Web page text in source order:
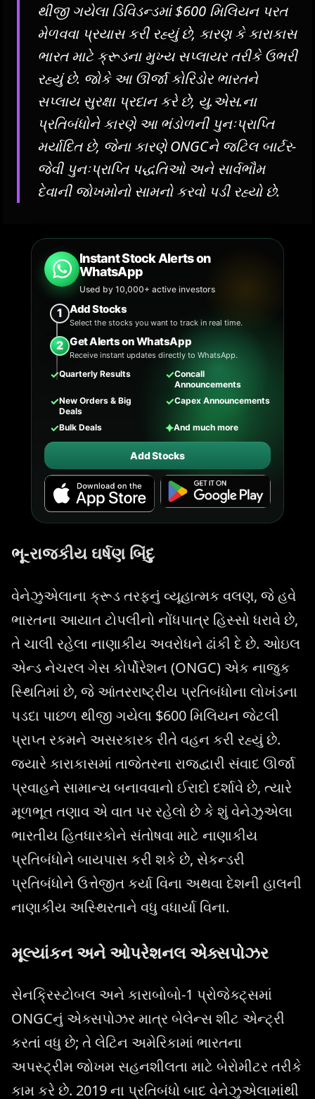
થીજી ગયેલા ડિવિડન્ડમાં $600 મિલિયન પરત
મેળવવા પ્રયાસ કરી રહ્યું છે, કારણ કે કારાકાસ
ભારત માટે ક્રૂડના મુખ્ય સપ્લાયર તરીકે ઉભરી
રહ્યું છે. જોકે આ ઊર્જા કોરિડોર ભારતને
સપ્લાય સુરક્ષા પ્રદાન કરે છે, યુ.એસ.ના
પ્રતિબંધોને કારણે આ ભંડોળની પુનઃપ્રાપ્તિ
મર્યાદિત છે, જેના કારણે ONGCને જટિલ બાર્ટર-
જેવી પુનઃપ્રાપ્તિ પદ્ધતિઓ અને સાર્વભૌમ
દેવાની જોખમોનો સામનો કરવો પડી રહ્યો છે.
Instant Stock Alerts on
WhatsApp
Used by 10,000+ active investors
1 Add Stocks
Select the stocks you want to track in real time.
2 Get Alerts on WhatsApp
Receive instant updates directly to WhatsApp.
✓Quarterly Results ✓Concall
Announcements
✓New Orders & Big
Deals
✓Capex Announcements
✓Bulk Deals ✦And much more
Add Stocks
ભૂ-રાજકીય ઘર્ષણ બિંદુ
વેનેઝુએલાના ક્રૂડ તરફનું વ્યૂહાત્મક વલણ, જે હવે
ભારતના આયાત ટોપલીનો નોંધપાત્ર હિસ્સો ધરાવે છે,
તે ચાલી રહેલા નાણાકીય અવરોધને ઢાંકી દે છે. ઓઇલ
એન્ડ નેચરલ ગેસ કોર્પોરેશન (ONGC) એક નાજુક
સ્થિતિમાં છે, જે આંતરરાષ્ટ્રીય પ્રતિબંધોના લોખંડના
પડદા પાછળ થીજી ગયેલા $600 મિલિયન જેટલી
પ્રાપ્ત રકમને અસરકારક રીતે વહન કરી રહ્યું છે.
જ્યારે કારાકાસમાં તાજેતરના રાજદ્વારી સંવાદ ઊર્જા
પ્રવાહને સામાન્ય બનાવવાનો ઈરાદો દર્શાવે છે, ત્યારે
મૂળભૂત તણાવ એ વાત પર રહેલો છે કે શું વેનેઝુએલા
ભારતીય હિતધારકોને સંતોષવા માટે નાણાકીય
પ્રતિબંધોને બાયપાસ કરી શકે છે, સેકન્ડરી
પ્રતિબંધોને ઉત્તેજીત કર્યા વિના અથવા દેશની હાલની
નાણાકીય અસ્થિરતાને વધુ વધાર્યા વિના.
મૂલ્યાંકન અને ઓપરેશનલ એક્સપોઝર
સેનક્રિસ્ટોબલ અને કારાબોબો-1 પ્રોજેક્ટ્સમાં
ONGCનું એક્સપોઝર માત્ર બેલેન્સ શીટ એન્ટ્રી
કરતાં વધુ છે; તે લેટિન અમેરિકામાં ભારતના
અપસ્ટ્રીમ જોખમ સહનશીલતા માટે બેરોમીટર તરીકે
કામ કરે છે. 2019 ના પ્રતિબંધો બાદ વેનેઝુએલામાંથી